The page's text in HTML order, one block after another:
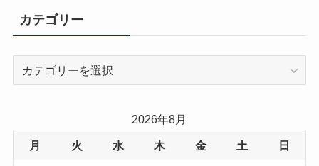
カテゴリー
ー
2026年8月
月 火 水 木 金 土 日